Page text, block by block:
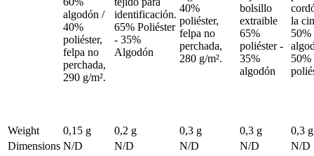
algodón /
40%
poliéster,
felpa no
perchada,
290 g/m².
identificación.
65% Poliéster
- 35%
Algodón
40%
poliéster,
felpa no
perchada,
280 g/m².
bolsillo
extraible
65%
poliéster -
35%
algodón
la
50%
50%
Weight 0,15 g 0,2 g 0,3 g 0,3 g
0,3 g
Dimensions N/D N/D N/D N/D
N/D